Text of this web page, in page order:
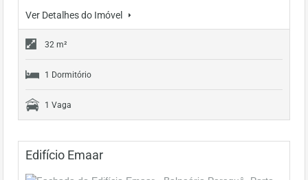
Ver Detalhes do Imóvel
32 m²
1 Dormitório
1 Vaga
Edifício Emaar